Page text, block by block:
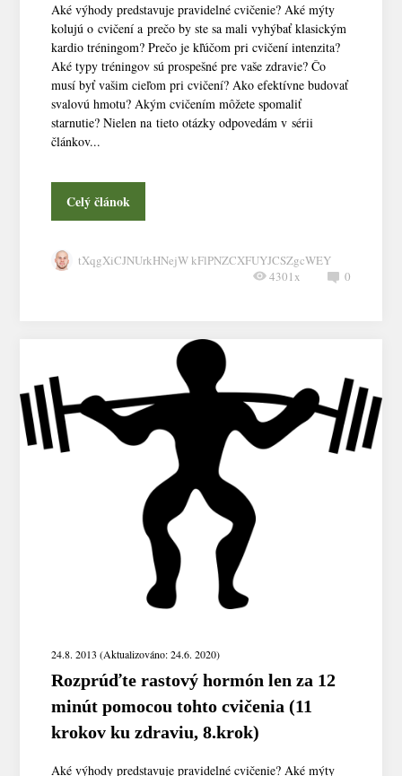
Aké výhody predstavuje pravidelné cvičenie? Aké mýty
kolujú o cvičení a prečo by ste sa mali vyhýbať klasickým
kardio tréningom? Prečo je kľúčom pri cvičení intenzita?
Aké typy tréningov sú prospešné pre vaše zdravie? Čo
musí byť vašim cieľom pri cvičení? Ako efektívne budovať
svalovú hmotu? Akým cvičením môžete spomaliť
starnutie? Nielen na tieto otázky odpovedám v sérii
článkov...
Celý článok
tXqgXiCJNUrkHNejW kFlPNZCXFUYJCSZgcWEY
0
4301x
24.8. 2013 (Aktualizováno: 24.6. 2020)
Rozprúďte rastový hormón len za 12
minút pomocou tohto cvičenia (11
krokov ku zdraviu, 8.krok)
Aké výhody predstavuje pravidelné cvičenie? Aké mýty